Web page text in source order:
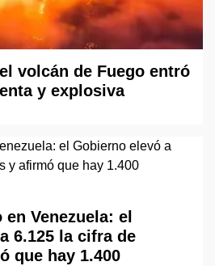
volcán de Fuego entró
y explosiva
Venezuela: el
6.125 la cifra de
que hay 1.400